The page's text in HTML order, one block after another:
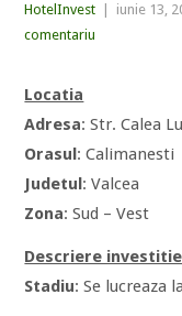
HotelInvest iunie 13,
comentariu
Locatia
Adresa: Str. Calea
Orasul: Calimanesti
Judetul: Valcea
Zona: Sud – Vest
Descriere investitie
Stadiu: Se lucreaza